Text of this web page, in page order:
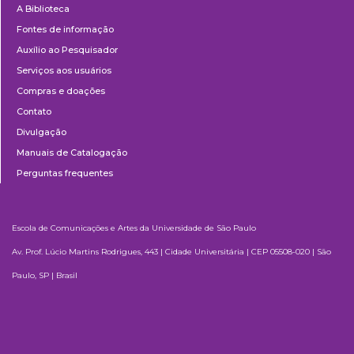
A Biblioteca
Fontes de informação
Auxílio ao Pesquisador
Serviços aos usuários
Compras e doações
Contato
Divulgação
Manuais de Catalogação
Perguntas frequentes
Escola de Comunicações e Artes da Universidade de São Paulo
Av. Prof. Lúcio Martins Rodrigues, 443 | Cidade Universitária | CEP 05508-020 | São
Paulo, SP | Brasil